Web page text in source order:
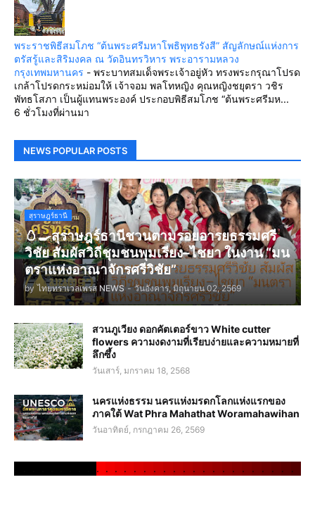
พระราชพิธีสมโภช “ต้นพระศรีมหาโพธิพุทธรังสี” สัญลักษณ์แห่งการ
ตรัสรู้และสิริมงคล ณ วัดอินทรวิหาร พระอารามหลวง
กรุงเทพมหานคร - พระบาทสมเด็จพระเจ้าอยู่หัว ทรงพระกรุณาโปรด
เกล้าโปรดกระหม่อมให้ เจ้าจอม พลโทหญิง คุณหญิงชยุตรา วชิร
พัทธโสภา เป็นผู้แทนพระองค์ ประกอบพิธีสมโภช “ต้นพระศรีมห...
6 ชั่วโมงที่ผ่านมา
NEWS POPULAR POSTS
สุราษฎร์ธานี
🥚🍳สุราษฎร์ธานีชวนตามรอยอารยธรรมศรี
วิชัย สัมผัสวิถีชุมชนพุมเรียง–ไชยา ในงาน “มน
ตราแห่งอาณาจักรศรีวิชัย”
by ไทยทราเวลเพรส NEWS - วันอังคาร, มิถุนายน 02, 2569
สวนภูเวียง ดอกคัตเตอร์ขาว White cutter
flowers ความงดงามที่เรียบง่ายและความหมายที่
ลึกซึ้ง
วันเสาร์, มกราคม 18, 2568
นครแห่งธรรม นครแห่งมรดกโลกแห่งแรกของ
ภาคใต้ Wat Phra Mahathat Woramahawihan
วันอาทิตย์, กรกฎาคม 26, 2569
. . . . . . . . . . . . . . . . . . . . .